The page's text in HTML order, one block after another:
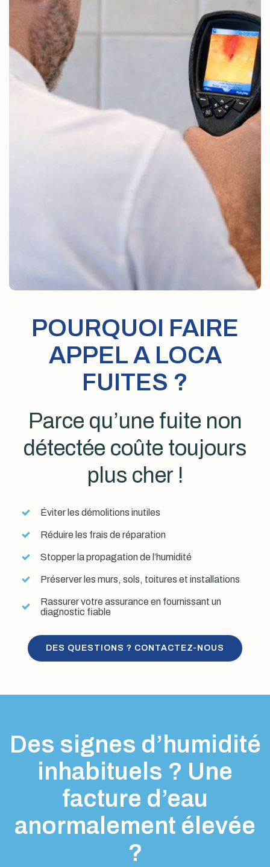
POURQUOI FAIRE
APPEL A LOCA
FUITES ?
Parce qu’une fuite non
détectée coûte toujours
plus cher !
Éviter les démolitions inutiles
Réduire les frais de réparation
Stopper la propagation de l’humidité
Préserver les murs, sols, toitures et installations
Rassurer votre assurance en fournissant un
diagnostic fiable
DES QUESTIONS ? CONTACTEZ-NOUS
Des signes d’humidité
inhabituels ? Une
facture d’eau
anormalement élevée
?